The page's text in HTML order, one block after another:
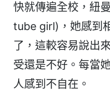
快就傳遍全校，紐
tube girl)，她感到
了，這較容易說出
受還是不好。每當
人感到不自在。